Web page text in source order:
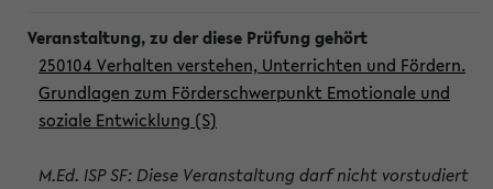
250104 Verhalten verstehen, Unterrichten und Fördern.
Grundlagen zum Förderschwerpunkt Emotionale und
soziale Entwicklung (S)
M.Ed. ISP SF: Diese Veranstaltung darf nicht vorstudiert